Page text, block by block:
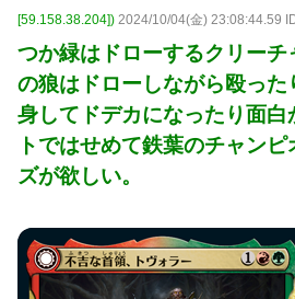
[59.158.38.204]) 2024/10/04(金) 23:08:44.59
つか緑はドローするクリーチ
の狼はドローしながら殴った
身してドデカになったり面白
トではせめて鉄葉のチャン
ズが欲しい。